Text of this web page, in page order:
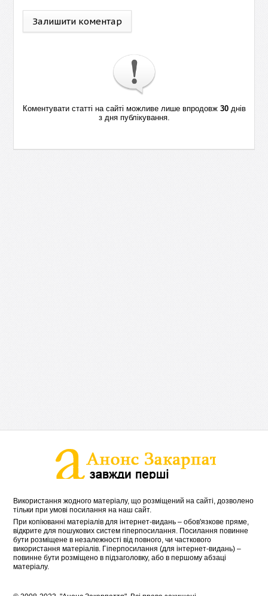
Залишити коментар
Коментувати статті на сайті можливе лише впродовж 30днів
з дня публікування.
Використання жодного матеріалу, що розміщений на сайті, дозволено
тільки при умові посилання на наш сайт.
При копіюванні матеріалів для інтернет-видань – обов'язкове пряме,
відкрите для пошукових систем гіперпосилання. Посилання повинне
бути розміщене в незалежності від повного, чи часткового
використання матеріалів. Гіперпосилання (для інтернет-видань) –
повинне бути розміщено в підзаголовку, або в першому абзаці
матеріалу.